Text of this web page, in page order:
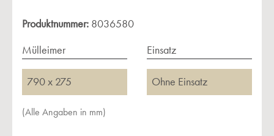
Produktnummer: 8036580
Mülleimer
790 x 275
Einsatz
Ohne Einsatz
(Alle Angaben in mm)